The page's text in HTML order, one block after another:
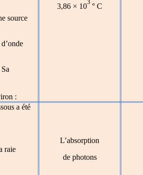
source
:
3,86 × 10
3
° C
a été
raie
L’absorption
de photons